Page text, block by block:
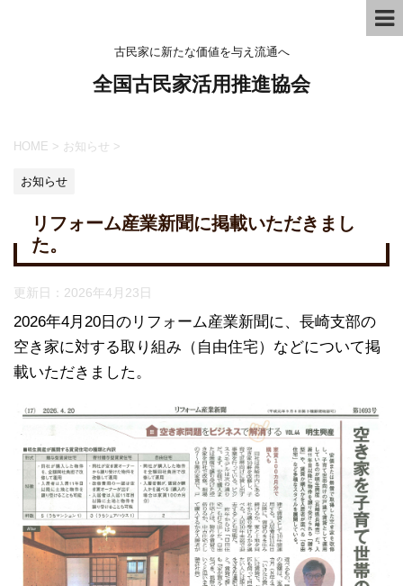
古民家に新たな価値を与え流通へ
全国古民家活用推進協会
HOME > お知らせ >
お知らせ
リフォーム産業新聞に掲載いただきまし
た。
更新日： 2026年4月23日
2026年4月20日のリフォーム産業新聞に、長崎支部の
空き家に対する取り組み（自由住宅）などについて掲
載いただきました。